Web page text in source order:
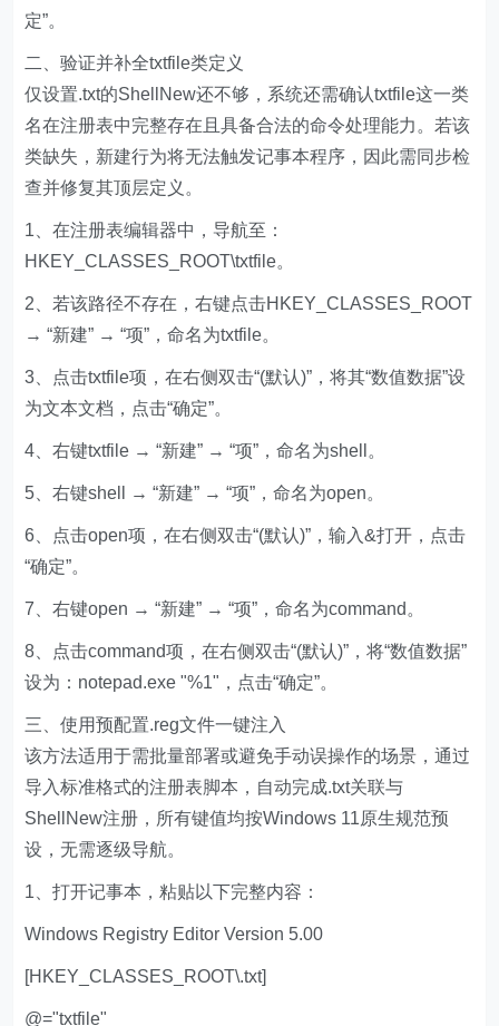
定”。
二、验证并补全txtfile类定义
仅设置.txt的ShellNew还不够，系统还需确认txtfile这一类
名在注册表中完整存在且具备合法的命令处理能力。若该
类缺失，新建行为将无法触发记事本程序，因此需同步检
查并修复其顶层定义。
1、在注册表编辑器中，导航至：
HKEY_CLASSES_ROOT\txtfile。
2、若该路径不存在，右键点击HKEY_CLASSES_ROOT
→ “新建” → “项”，命名为txtfile。
3、点击txtfile项，在右侧双击“(默认)”，将其“数值数据”设
为文本文档，点击“确定”。
4、右键txtfile → “新建” → “项”，命名为shell。
5、右键shell → “新建” → “项”，命名为open。
6、点击open项，在右侧双击“(默认)”，输入&打开，点击
“确定”。
7、右键open → “新建” → “项”，命名为command。
8、点击command项，在右侧双击“(默认)”，将“数值数据”
设为：notepad.exe "%1"，点击“确定”。
三、使用预配置.reg文件一键注入
该方法适用于需批量部署或避免手动误操作的场景，通过
导入标准格式的注册表脚本，自动完成.txt关联与
ShellNew注册，所有键值均按Windows 11原生规范预
设，无需逐级导航。
1、打开记事本，粘贴以下完整内容：
Windows Registry Editor Version 5.00
[HKEY_CLASSES_ROOT\.txt]
@="txtfile"